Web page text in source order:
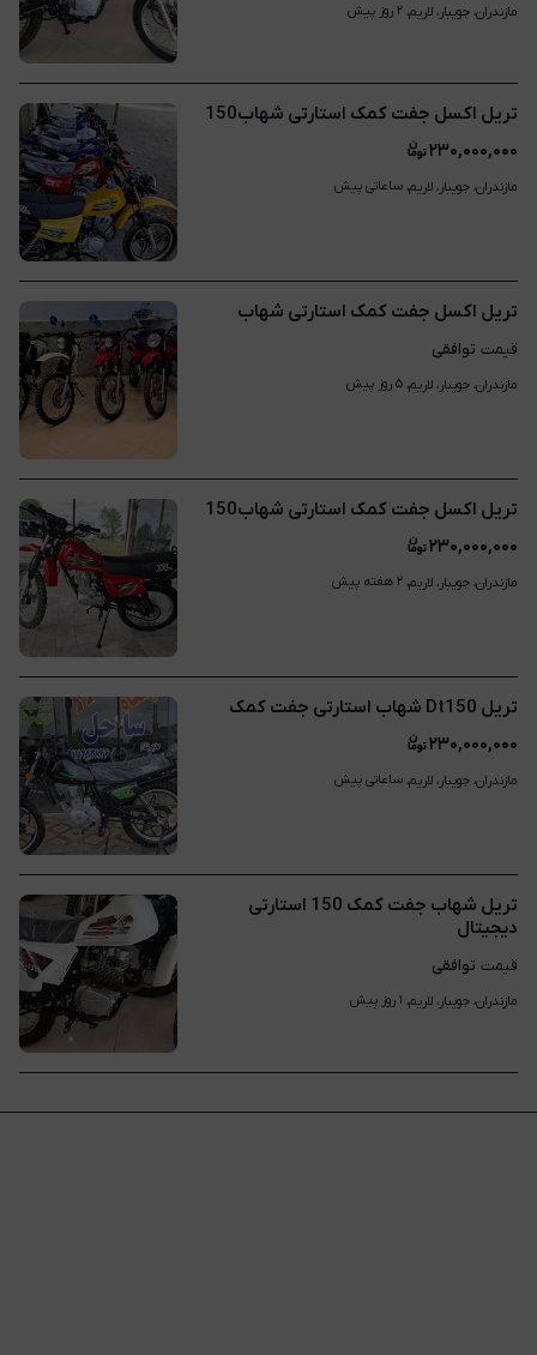
مازندران، جویبار، لاریم، ۲ روز پیش
تریل اکسل جفت کمک استارتی شهاب150
۲۳۰,۰۰۰,۰۰۰
مازندران، جویبار، لاریم، ساعاتی پیش
تریل اکسل جفت کمک استارتی شهاب
قیمت توافقی
مازندران، جویبار، لاریم، ۵ روز پیش
تریل اکسل جفت کمک استارتی شهاب150
۲۳۰,۰۰۰,۰۰۰
مازندران، جویبار، لاریم، ۲ هفته پیش
تریل Dt150 شهاب استارتی جفت کمک
۲۳۰,۰۰۰,۰۰۰
مازندران، جویبار، لاریم، ساعاتی پیش
تریل شهاب جفت کمک 150 استارتی
دیجیتال
قیمت توافقی
مازندران، جویبار، لاریم، ۱ روز پیش